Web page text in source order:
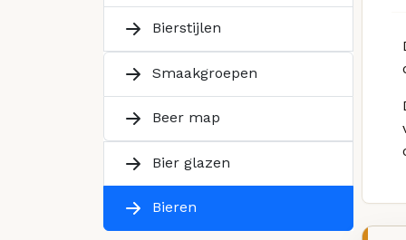
Bierstijlen
Smaakgroepen
Beer map
Bier glazen
Bieren